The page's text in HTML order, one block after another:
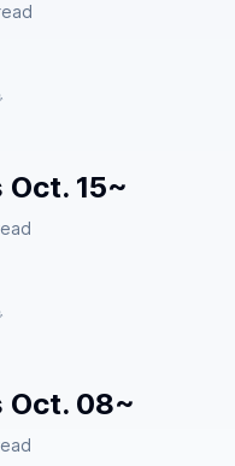
15~
Oct. 08~